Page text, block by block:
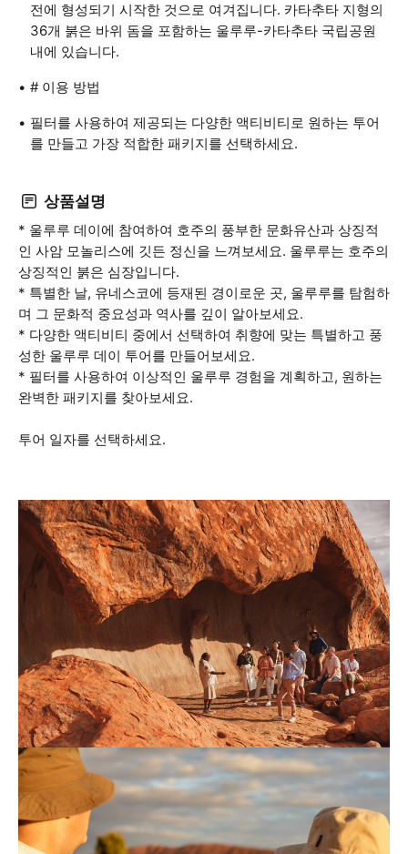
전에 형성되기 시작한 것으로 여겨집니다. 카타추타 지형의
36개 붉은 바위 돔을 포함하는 울루루-카타추타 국립공원
내에 있습니다.
# 이용 방법
필터를 사용하여 제공되는 다양한 액티비티로 원하는 투어
를 만들고 가장 적합한 패키지를 선택하세요.
상품설명
* 울루루 데이에 참여하여 호주의 풍부한 문화유산과 상징적
인 사암 모놀리스에 깃든 정신을 느껴보세요. 울루루는 호주의
상징적인 붉은 심장입니다.
* 특별한 날, 유네스코에 등재된 경이로운 곳, 울루루를 탐험하
며 그 문화적 중요성과 역사를 깊이 알아보세요.
* 다양한 액티비티 중에서 선택하여 취향에 맞는 특별하고 풍
성한 울루루 데이 투어를 만들어보세요.
* 필터를 사용하여 이상적인 울루루 경험을 계획하고, 원하는
완벽한 패키지를 찾아보세요.
투어 일자를 선택하세요.